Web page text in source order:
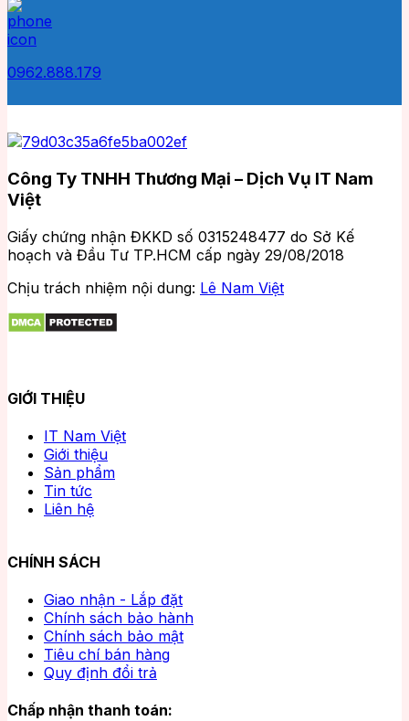
0962.888.179
Công Ty TNHH Thương Mại – Dịch Vụ IT Nam
Việt
Giấy chứng nhận ĐKKD số 0315248477 do Sở Kế
hoạch và Đầu Tư TP.HCM cấp ngày 29/08/2018
Chịu trách nhiệm nội dung: Lê Nam Việt
GIỚI THIỆU
IT Nam Việt
Giới thiệu
Sản phẩm
Tin tức
Liên hệ
CHÍNH SÁCH
Giao nhận - Lắp đặt
Chính sách bảo hành
Chính sách bảo mật
Tiêu chí bán hàng
Quy định đổi trả
Chấp nhận thanh toán: